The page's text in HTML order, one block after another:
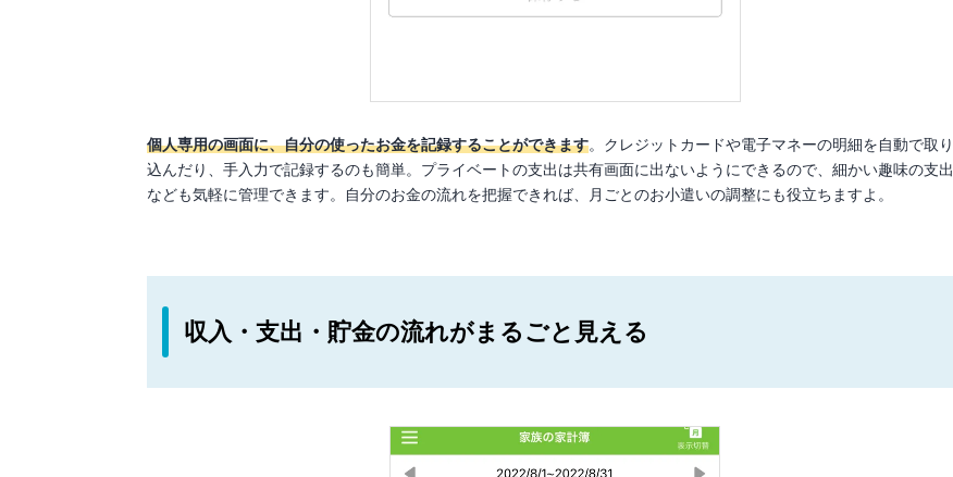
個人専用の画面に、自分の使ったお金を記録することができます。クレジットカードや電子マネーの明細を自動で取り
込んだり、手入力で記録するのも簡単。プライベートの支出は共有画面に出ないようにできるので、細かい趣味の支出
なども気軽に管理できます。自分のお金の流れを把握できれば、月ごとのお小遣いの調整にも役立ちますよ。
収入・支出・貯金の流れがまるごと見える